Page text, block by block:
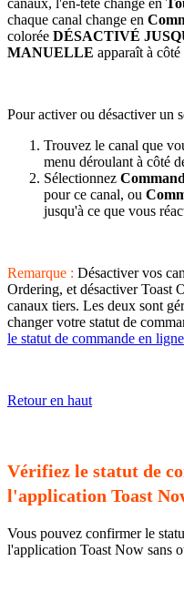
canaux, l'en-tête change en
chaque canal change en
colorée DÉSACTIVÉ
MANUELLE apparaît à
Pour activer ou désactiver un
Trouvez le canal que
menu déroulant à côté
Sélectionnez
pour ce canal, ou
jusqu'à ce que vous
Remarque : Désactiver vos
Ordering, et désactiver Toast
canaux tiers. Les deux sont
changer votre statut de
le statut de commande en ligne
Retour en haut
Vérifiez le statut de
l'application Toast
Vous pouvez confirmer le
l'application Toast Now sans